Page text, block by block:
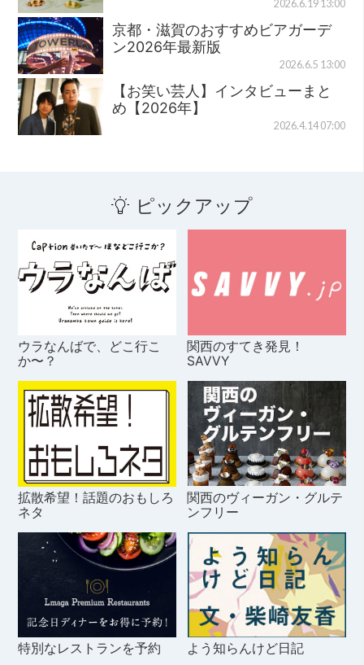
2026.6.19 13:00
京都・滋賀のおすすめビアガーデ
ン2026年最新版
2026.6.5 13:00
【お笑い芸人】インタビューまと
め【2026年】
2026.4.14 07:00
ピックアップ
ウラなんばで、どこ行こ
か〜？
関西のすてき発見！
SAVVY
拡散希望！話題のおもしろ
ネタ
関西のヴィーガン・グルテ
ンフリー
特別なレストランを予約 よう知らんけど日記